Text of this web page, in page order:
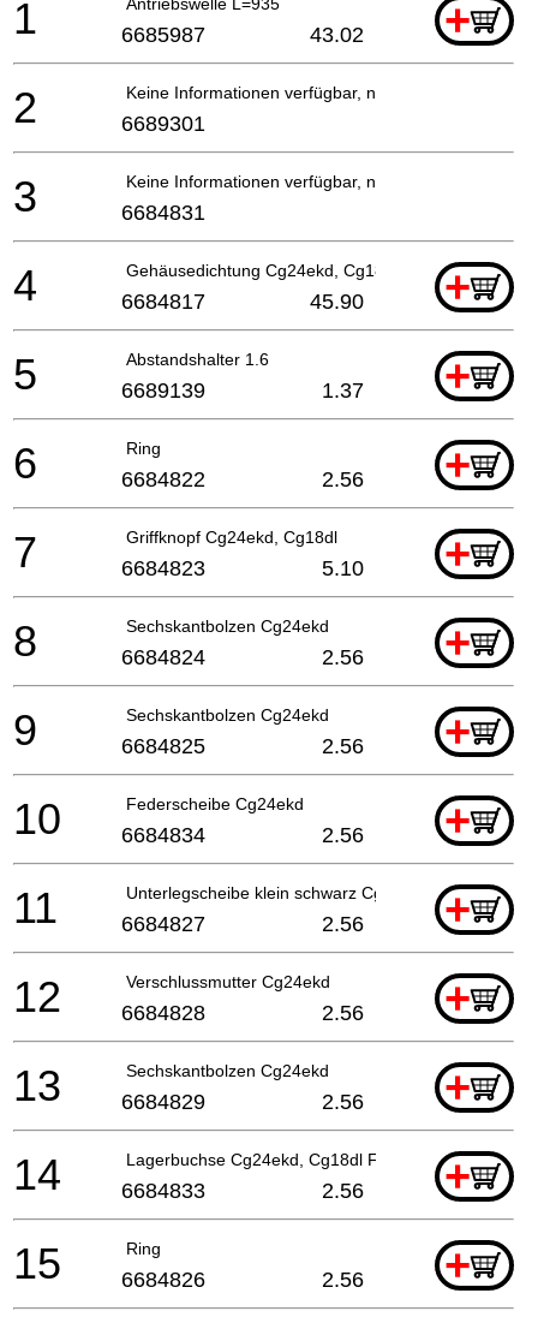
+
1 6685987 43.02
Keine Informationen verfügbar, nicht bestellbar
2 6689301
Keine Informationen verfügbar, nicht bestellbar
3 6684831
Gehäusedichtung Cg24ekd, Cg18dl +
4 6684817 45.90
Abstandshalter 1.6 +
5 6689139 1.37
Ring +
6 6684822 2.56
Griffknopf Cg24ekd, Cg18dl +
7 6684823 5.10
Sechskantbolzen Cg24ekd +
8 6684824 2.56
Sechskantbolzen Cg24ekd +
9 6684825 2.56
Federscheibe Cg24ekd +
10 6684834 2.56
Unterlegscheibe klein schwarz Cg24ekd +
11 6684827 2.56
Verschlussmutter Cg24ekd +
12 6684828 2.56
Sechskantbolzen Cg24ekd +
13 6684829 2.56
Lagerbuchse Cg24ekd, Cg18dl For (sl) +
14 6684833 2.56
Ring +
15 6684826 2.56